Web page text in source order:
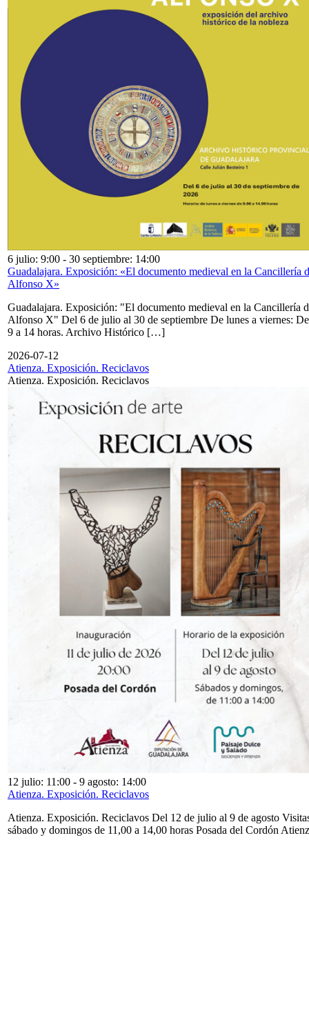
6 julio: 9:00 - 30 septiembre: 14:00
Guadalajara. Exposición: «El documento medieval en la Cancillería
Alfonso X»
Guadalajara. Exposición: "El documento medieval en la Cancillería
Alfonso X" Del 6 de julio al 30 de septiembre De lunes a viernes: De
9 a 14 horas. Archivo Histórico […]
2026-07-12
Atienza. Exposición. Reciclavos
Atienza. Exposición. Reciclavos
12 julio: 11:00 - 9 agosto: 14:00
Atienza. Exposición. Reciclavos
Atienza. Exposición. Reciclavos Del 12 de julio al 9 de agosto
sábado y domingos de 11,00 a 14,00 horas Posada del Cordón